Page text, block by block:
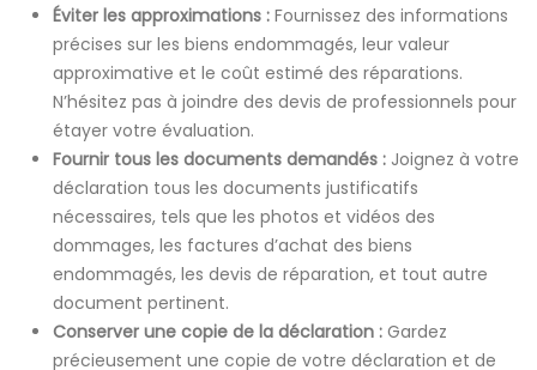
Éviter les approximations : Fournissez des informations
précises sur les biens endommagés, leur valeur
approximative et le coût estimé des réparations.
N’hésitez pas à joindre des devis de professionnels pour
étayer votre évaluation.
Fournir tous les documents demandés : Joignez à votre
déclaration tous les documents justificatifs
nécessaires, tels que les photos et vidéos des
dommages, les factures d’achat des biens
endommagés, les devis de réparation, et tout autre
document pertinent.
Conserver une copie de la déclaration : Gardez
précieusement une copie de votre déclaration et de